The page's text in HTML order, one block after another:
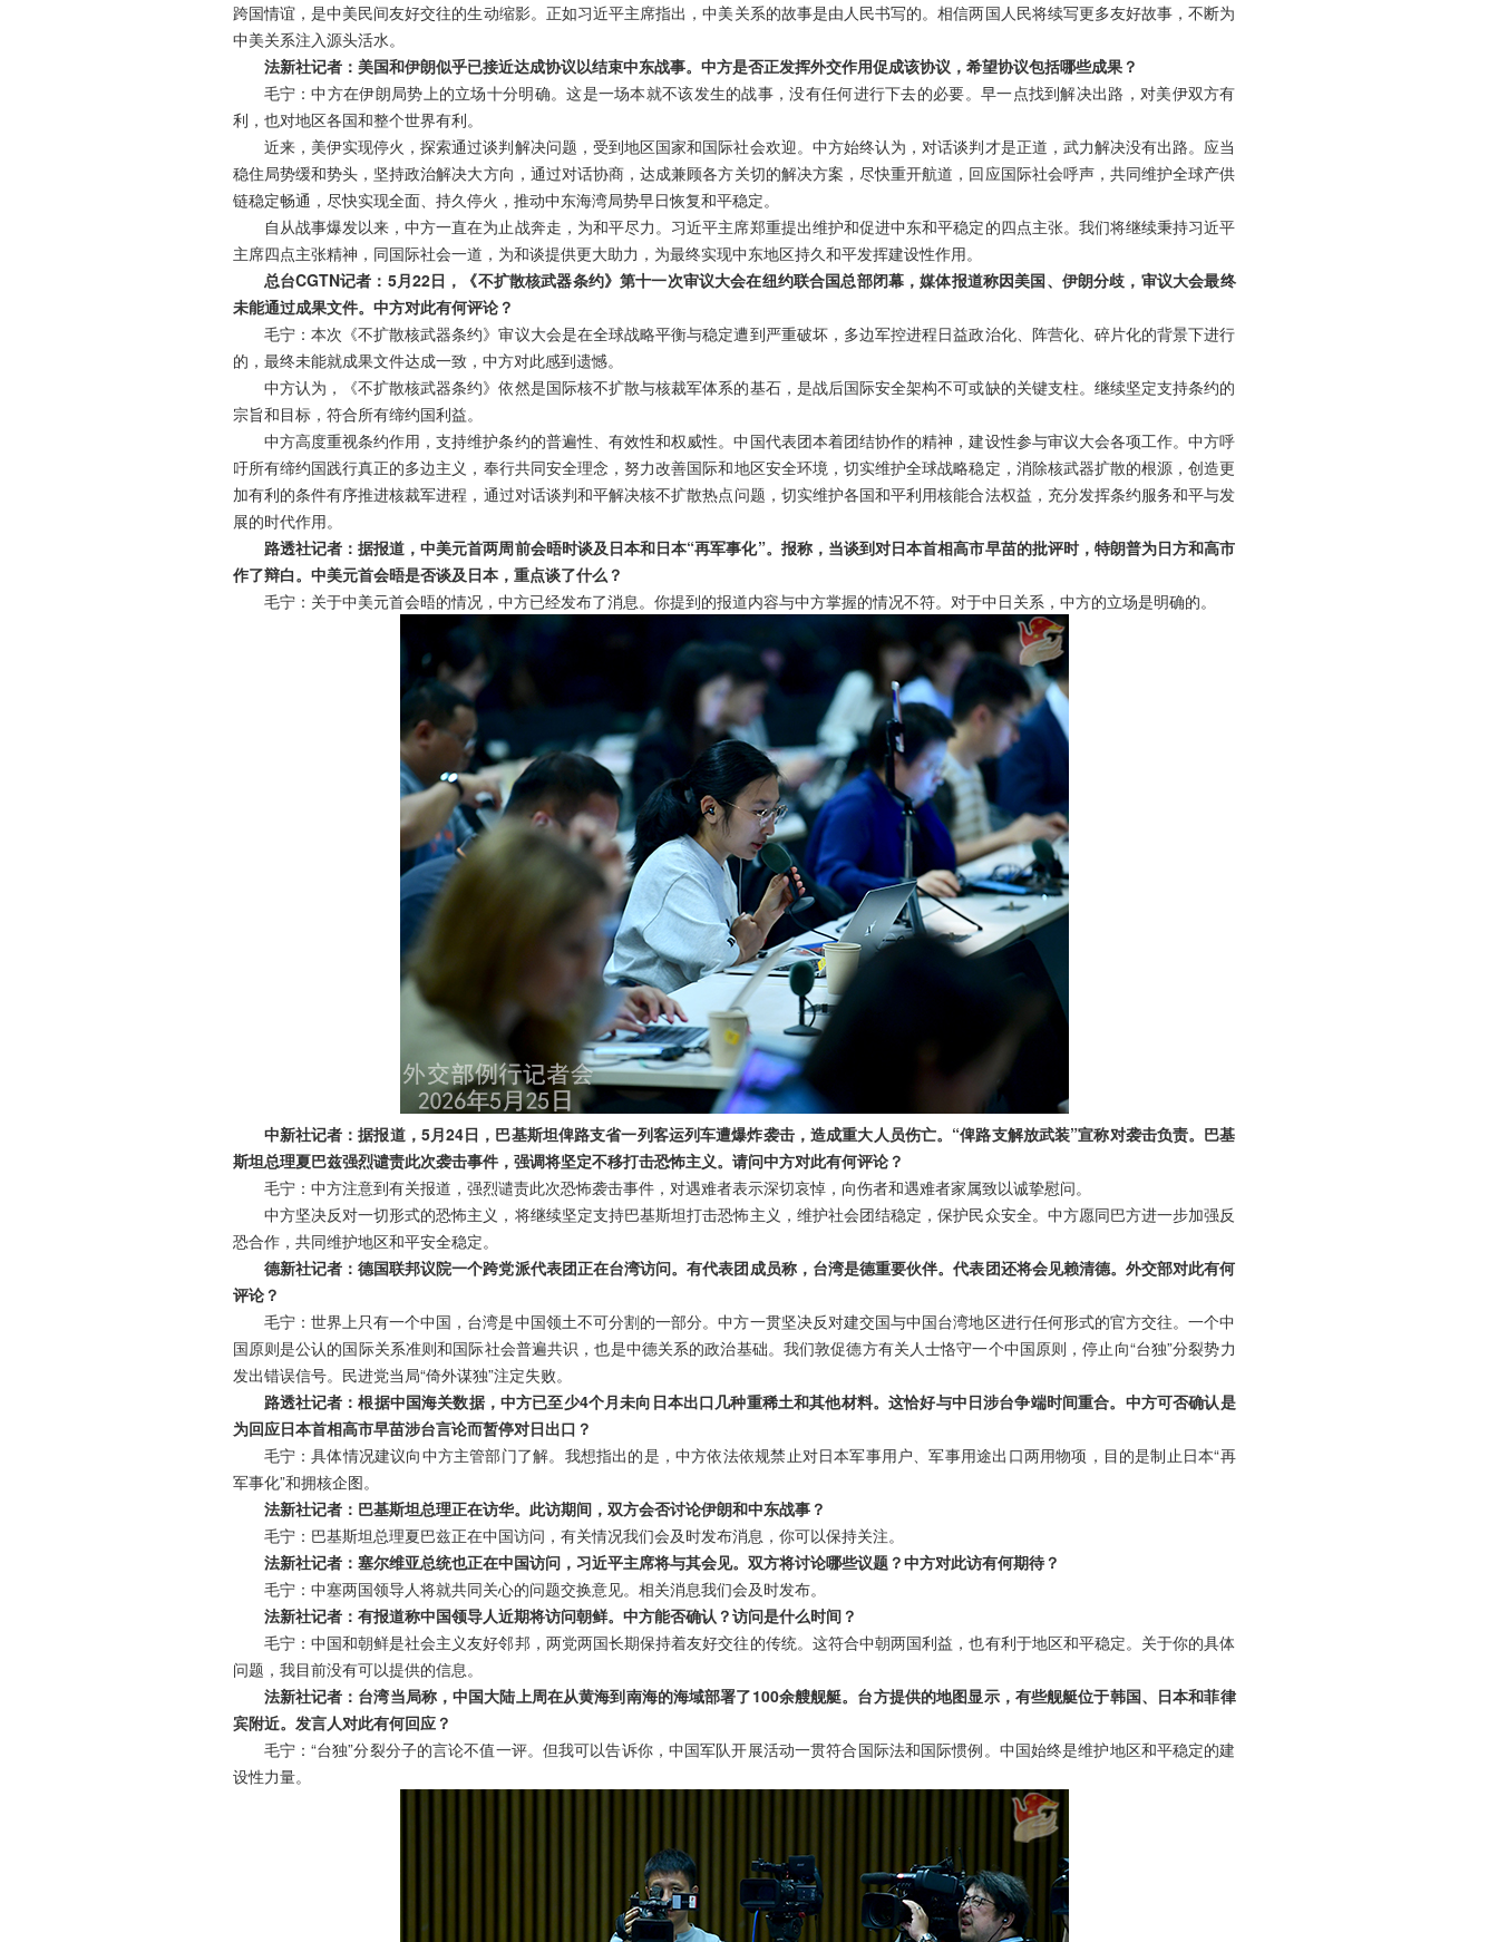
跨国情谊，是中美民间友好交往的生动缩影。正如习近平主席指出，中美关系的故事是由人民书写的。相信两国人民将续写更多友好故事，不断为
中美关系注入源头活水。
法新社记者：美国和伊朗似乎已接近达成协议以结束中东战事。中方是否正发挥外交作用促成该协议，希望协议包括哪些成果？
毛宁：中方在伊朗局势上的立场十分明确。这是一场本就不该发生的战事，没有任何进行下去的必要。早一点找到解决出路，对美伊双方有
利，也对地区各国和整个世界有利。
近来，美伊实现停火，探索通过谈判解决问题，受到地区国家和国际社会欢迎。中方始终认为，对话谈判才是正道，武力解决没有出路。应当
稳住局势缓和势头，坚持政治解决大方向，通过对话协商，达成兼顾各方关切的解决方案，尽快重开航道，回应国际社会呼声，共同维护全球产供
链稳定畅通，尽快实现全面、持久停火，推动中东海湾局势早日恢复和平稳定。
自从战事爆发以来，中方一直在为止战奔走，为和平尽力。习近平主席郑重提出维护和促进中东和平稳定的四点主张。我们将继续秉持习近平
主席四点主张精神，同国际社会一道，为和谈提供更大助力，为最终实现中东地区持久和平发挥建设性作用。
总台CGTN记者：5月22日，《不扩散核武器条约》第十一次审议大会在纽约联合国总部闭幕，媒体报道称因美国、伊朗分歧，审议大会最终
未能通过成果文件。中方对此有何评论？
毛宁：本次《不扩散核武器条约》审议大会是在全球战略平衡与稳定遭到严重破坏，多边军控进程日益政治化、阵营化、碎片化的背景下进行
的，最终未能就成果文件达成一致，中方对此感到遗憾。
中方认为，《不扩散核武器条约》依然是国际核不扩散与核裁军体系的基石，是战后国际安全架构不可或缺的关键支柱。继续坚定支持条约的
宗旨和目标，符合所有缔约国利益。
中方高度重视条约作用，支持维护条约的普遍性、有效性和权威性。中国代表团本着团结协作的精神，建设性参与审议大会各项工作。中方呼
吁所有缔约国践行真正的多边主义，奉行共同安全理念，努力改善国际和地区安全环境，切实维护全球战略稳定，消除核武器扩散的根源，创造更
加有利的条件有序推进核裁军进程，通过对话谈判和平解决核不扩散热点问题，切实维护各国和平利用核能合法权益，充分发挥条约服务和平与发
展的时代作用。
路透社记者：据报道，中美元首两周前会晤时谈及日本和日本“再军事化”。报称，当谈到对日本首相高市早苗的批评时，特朗普为日方和高市
作了辩白。中美元首会晤是否谈及日本，重点谈了什么？
毛宁：关于中美元首会晤的情况，中方已经发布了消息。你提到的报道内容与中方掌握的情况不符。对于中日关系，中方的立场是明确的。
中新社记者：据报道，5月24日，巴基斯坦俾路支省一列客运列车遭爆炸袭击，造成重大人员伤亡。“俾路支解放武装”宣称对袭击负责。巴基
斯坦总理夏巴兹强烈谴责此次袭击事件，强调将坚定不移打击恐怖主义。请问中方对此有何评论？
毛宁：中方注意到有关报道，强烈谴责此次恐怖袭击事件，对遇难者表示深切哀悼，向伤者和遇难者家属致以诚挚慰问。
中方坚决反对一切形式的恐怖主义，将继续坚定支持巴基斯坦打击恐怖主义，维护社会团结稳定，保护民众安全。中方愿同巴方进一步加强反
恐合作，共同维护地区和平安全稳定。
德新社记者：德国联邦议院一个跨党派代表团正在台湾访问。有代表团成员称，台湾是德重要伙伴。代表团还将会见赖清德。外交部对此有何
评论？
毛宁：世界上只有一个中国，台湾是中国领土不可分割的一部分。中方一贯坚决反对建交国与中国台湾地区进行任何形式的官方交往。一个中
国原则是公认的国际关系准则和国际社会普遍共识，也是中德关系的政治基础。我们敦促德方有关人士恪守一个中国原则，停止向“台独”分裂势力
发出错误信号。民进党当局“倚外谋独”注定失败。
路透社记者：根据中国海关数据，中方已至少4个月未向日本出口几种重稀土和其他材料。这恰好与中日涉台争端时间重合。中方可否确认是
为回应日本首相高市早苗涉台言论而暂停对日出口？
毛宁：具体情况建议向中方主管部门了解。我想指出的是，中方依法依规禁止对日本军事用户、军事用途出口两用物项，目的是制止日本“再
军事化”和拥核企图。
法新社记者：巴基斯坦总理正在访华。此访期间，双方会否讨论伊朗和中东战事？
毛宁：巴基斯坦总理夏巴兹正在中国访问，有关情况我们会及时发布消息，你可以保持关注。
法新社记者：塞尔维亚总统也正在中国访问，习近平主席将与其会见。双方将讨论哪些议题？中方对此访有何期待？
毛宁：中塞两国领导人将就共同关心的问题交换意见。相关消息我们会及时发布。
法新社记者：有报道称中国领导人近期将访问朝鲜。中方能否确认？访问是什么时间？
毛宁：中国和朝鲜是社会主义友好邻邦，两党两国长期保持着友好交往的传统。这符合中朝两国利益，也有利于地区和平稳定。关于你的具体
问题，我目前没有可以提供的信息。
法新社记者：台湾当局称，中国大陆上周在从黄海到南海的海域部署了100余艘舰艇。台方提供的地图显示，有些舰艇位于韩国、日本和菲律
宾附近。发言人对此有何回应？
毛宁：“台独”分裂分子的言论不值一评。但我可以告诉你，中国军队开展活动一贯符合国际法和国际惯例。中国始终是维护地区和平稳定的建
设性力量。